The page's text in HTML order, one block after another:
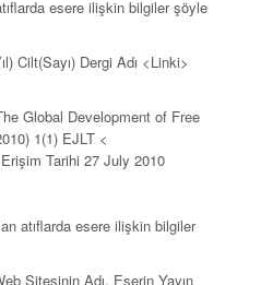
esere ilişkin bilgiler şöyle
Cilt(Sayı) Dergi Adı <Linki>
Global Development of Free
1(1) EJLT <
Tarihi 27 July 2010
atıflarda esere ilişkin bilgiler
Sitesinin Adı, Eserin Yayın